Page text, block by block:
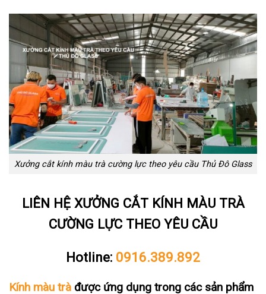
Xưởng cắt kính màu trà cường lực theo yêu cầu Thủ Đô Glass
LIÊN HỆ XƯỞNG CẮT KÍNH MÀU TRÀ
CƯỜNG LỰC THEO YÊU CẦU
Hotline: 0916.389.892
Kính màu trà được ứng dụng trong các sản phẩm